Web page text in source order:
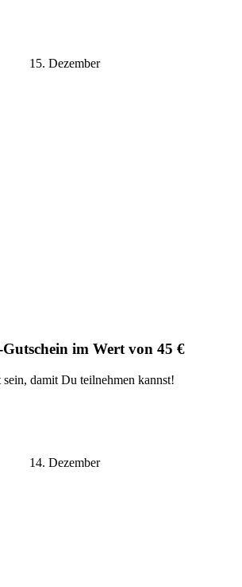
15. Dezember
im Wert von 45 €
sein, damit Du teilnehmen kannst!
14. Dezember